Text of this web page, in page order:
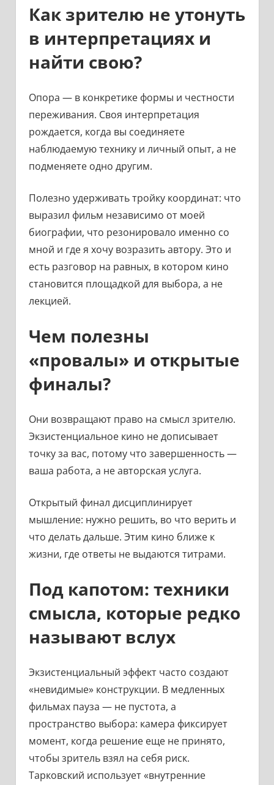
Как зрителю не утонуть
в интерпретациях и
найти свою?
Опора — в конкретике формы и честности
переживания. Своя интерпретация
рождается, когда вы соединяете
наблюдаемую технику и личный опыт, а не
подменяете одно другим.
Полезно удерживать тройку координат: что
выразил фильм независимо от моей
биографии, что резонировало именно со
мной и где я хочу возразить автору. Это и
есть разговор на равных, в котором кино
становится площадкой для выбора, а не
лекцией.
Чем полезны
«провалы» и открытые
финалы?
Они возвращают право на смысл зрителю.
Экзистенциальное кино не дописывает
точку за вас, потому что завершенность —
ваша работа, а не авторская услуга.
Открытый финал дисциплинирует
мышление: нужно решить, во что верить и
что делать дальше. Этим кино ближе к
жизни, где ответы не выдаются титрами.
Под капотом: техники
смысла, которые редко
называют вслух
Экзистенциальный эффект часто создают
«невидимые» конструкции. В медленных
фильмах пауза — не пустота, а
пространство выбора: камера фиксирует
момент, когда решение еще не принято,
чтобы зритель взял на себя риск.
Тарковский использует «внутренние